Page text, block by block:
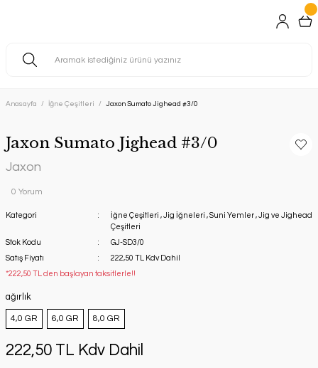
Anasayfa İğne Çeşitleri Jaxon Sumato Jighead #3/0
Jaxon Sumato Jighead #3/0
Jaxon
0 Yorum
Kategori İğne Çeşitleri ,Jig İğneleri ,Suni Yemler ,Jig ve Jighead
Çeşitleri
Stok Kodu
GJ-SD3/0
Satış Fiyatı
222,50 TL Kdv Dahil
*222,50 TL den başlayan taksitlerle!!
ağırlık
4,0 GR 6,0 GR 8,0 GR
222,50 TL Kdv Dahil